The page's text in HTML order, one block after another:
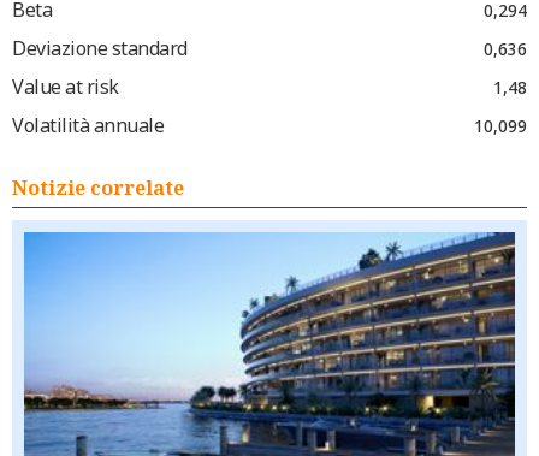
Beta
0,294
Deviazione standard 0,636
Value at risk 1,48
Volatilità annuale 10,099
Notizie correlate